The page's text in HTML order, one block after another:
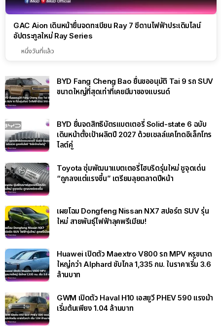
GAC Aion เดินหน้ายื่นจดทะเบียน Ray 7 ซีดานไฟฟ้าประเดิมไลน์
อัปตระกูลใหม่ Ray Series
หนึ่งวันที่แล้ว
BYD Fang Cheng Bao ยื่นขออนุมัติ Tai 9 รถ SUV
ขนาดใหญ่ที่สุดเท่าที่เคยมีมาของแบรนด์
BYD ยื่นจดสิทธิบัตรแบตเตอรี่ Solid-state 6 ฉบับ
เดินหน้าตั้งเป้าผลิตปี 2027 ด้วยเซลล์แคโทดอิเล็กโทร
ไลต์คู่
Toyota ซุ่มพัฒนาแบตเตอรี่ไฮบริดรุ่นใหม่ ชูจุดเด่น
“ถูกลงแต่แรงขึ้น” เตรียมลุยตลาดปีหน้า
เผยโฉม Dongfeng Nissan NX7 สปอร์ต SUV รุ่น
ใหม่ สายพันธุ์ไฟฟ้าลุคพรีเมียม!
Huawei เปิดตัว Maextro V800 รถ MPV หรูขนาด
ใหญ่กว่า Alphard ขับไกล 1,335 กม. ในราคาเริ่ม 3.6
ล้านบาท
GWM เปิดตัว Haval H10 เอสยูวี PHEV 590 แรงม้า
เริ่มต้นเพียง 1.04 ล้านบาท